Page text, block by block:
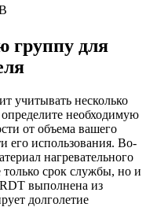
группу для
учитывать несколько
необходимую
от объема вашего
его использования. Во-
нагревательного
только срок службы, но и
выполнена из
долголетие